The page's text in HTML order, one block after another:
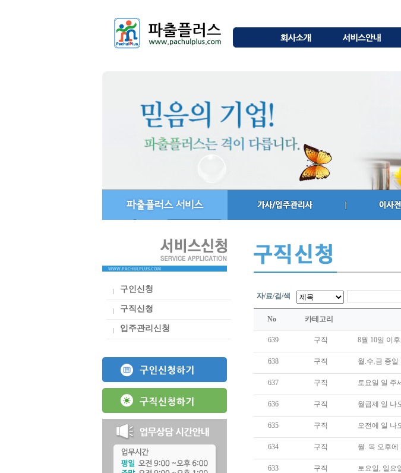
구인신청
구직신청
입주관리신청
자/료/검/색
No 카테고리
639 구직 8월 10일 이
638 구직 월.수.금 종일
637 구직 토요일 일 주
636 구직 월급제 일 나
635 구직 오전에 일 나
634 구직 월. 목 오후에
633 구직 토요일, 일요